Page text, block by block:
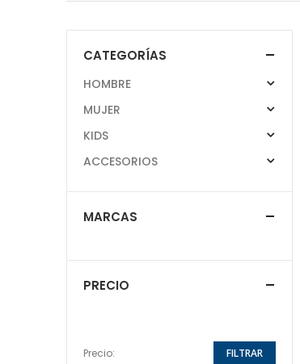
CATEGORÍAS
HOMBRE
MUJER
KIDS
ACCESORIOS
MARCAS
PRECIO
Precio: FILTRAR